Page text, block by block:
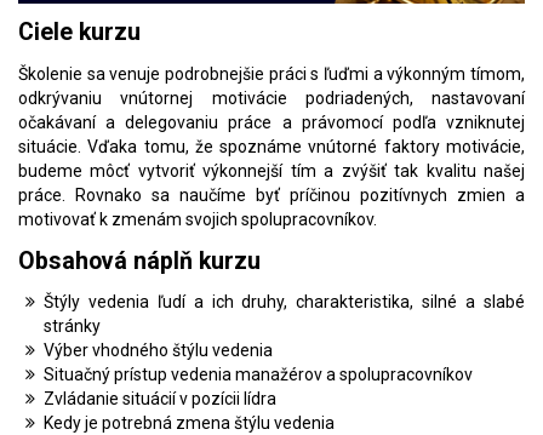
Ciele kurzu
Školenie sa venuje podrobnejšie práci s ľuďmi a výkonným tímom,
odkrývaniu vnútornej motivácie podriadených, nastavovaní
očakávaní a delegovaniu práce a právomocí podľa vzniknutej
situácie. Vďaka tomu, že spoznáme vnútorné faktory motivácie,
budeme môcť vytvoriť výkonnejší tím a zvýšiť tak kvalitu našej
práce. Rovnako sa naučíme byť príčinou pozitívnych zmien a
motivovať k zmenám svojich spolupracovníkov.
Obsahová náplň kurzu
Štýly vedenia ľudí a ich druhy, charakteristika, silné a slabé
stránky
Výber vhodného štýlu vedenia
Situačný prístup vedenia manažérov a spolupracovníkov
Zvládanie situácií v pozícii lídra
Kedy je potrebná zmena štýlu vedenia